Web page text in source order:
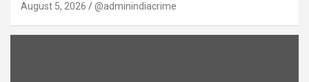
August 5, 2026 @adminindiacrime